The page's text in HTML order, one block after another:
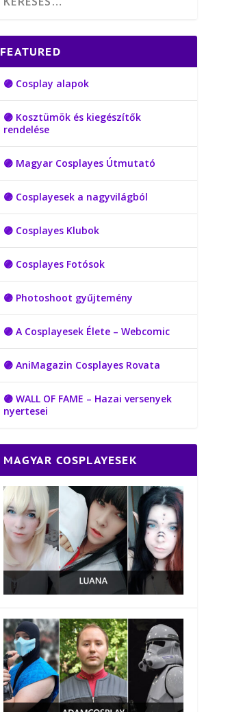
FEATURED
🟣 Cosplay alapok
🟣 Kosztümök és kiegészítők
rendelése
🟣 Magyar Cosplayes Útmutató
🟣 Cosplayesek a nagyvilágból
🟣 Cosplayes Klubok
🟣 Cosplayes Fotósok
🟣 Photoshoot gyűjtemény
🟣 A Cosplayesek Élete – Webcomic
🟣 AniMagazin Cosplayes Rovata
🟣 WALL OF FAME – Hazai versenyek
nyertesei
MAGYAR COSPLAYESEK